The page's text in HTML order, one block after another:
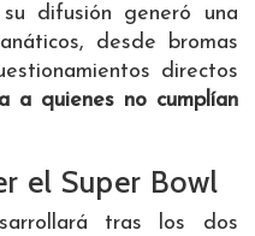
difusión generó una
desde bromas
directos
a quienes no cumplían
el Super Bowl
tras los dos